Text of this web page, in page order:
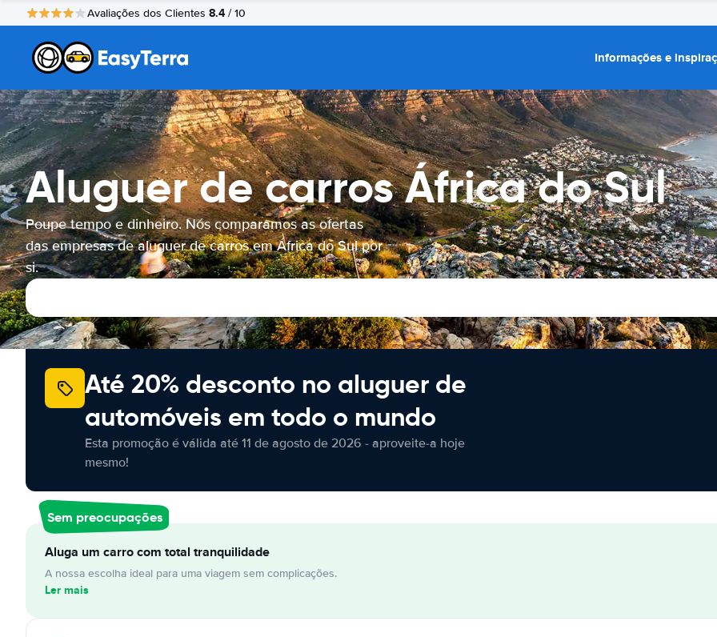
Avaliações dos Clientes 8.4 / 10
Informações e
Aluguer de carros África do Sul
Poupe tempo e dinheiro. Nós comparamos as ofertas
das empresas de aluguer de carros em África do Sul por
si.
Até 20% desconto no aluguer de
automóveis em todo o mundo
Esta promoção é válida até 11 de agosto de 2026 - aproveite-a hoje
mesmo!
Sem preocupações
Aluga um carro com total tranquilidade
A nossa escolha ideal para uma viagem sem complicações.
Ler mais